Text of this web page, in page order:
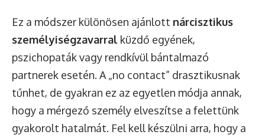
Ez a módszer különösen ajánlott nárcisztikus
személyiségzavarral küzdő egyének,
pszichopaták vagy rendkívül bántalmazó
partnerek esetén. A „no contact” drasztikusnak
tűnhet, de gyakran ez az egyetlen módja annak,
hogy a mérgező személy elveszítse a felettünk
gyakorolt hatalmát. Fel kell készülni arra, hogy a